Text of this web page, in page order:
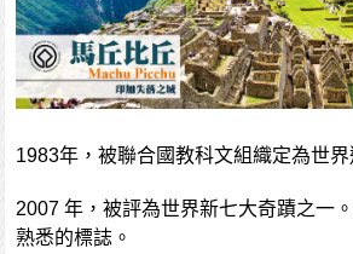
1983年，被聯合國教科文組織定為世界
2007 年，被評為世界新七大奇蹟之一
熟悉的標誌。